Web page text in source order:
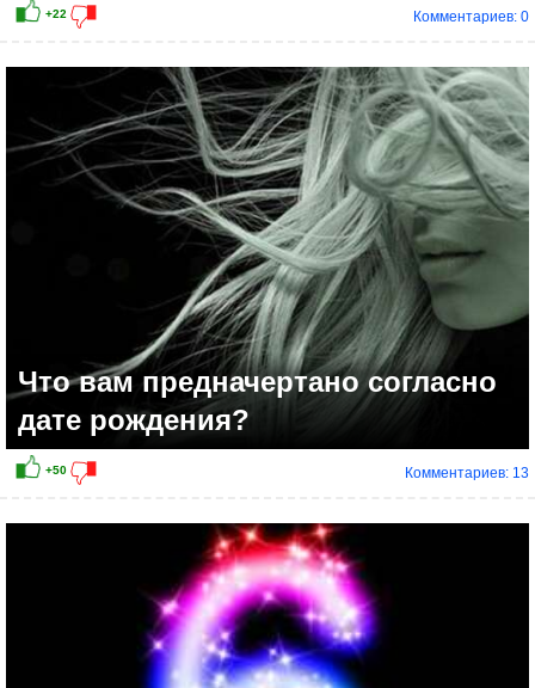
Комментариев: 0
Что вам предначертано согласно
дате рождения?
Комментариев: 13